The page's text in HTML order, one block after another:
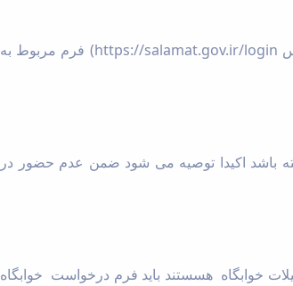
https://salamat.gov.ir/login) فرم مربوط به
باشد اکیدا توصیه می شود ضمن عدم حضور در
خوابگاه هسستند باید فرم درخواست خوابگاه